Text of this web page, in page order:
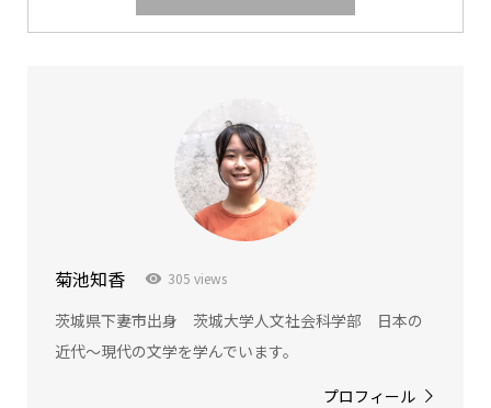
菊池知香 305 views
茨城県下妻市出身 茨城大学人文社会科学部 日本の
近代～現代の文学を学んでいます。
プロフィール